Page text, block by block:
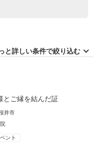
と詳しい条件で絞り込む
とご縁を結んだ証
井市
ント